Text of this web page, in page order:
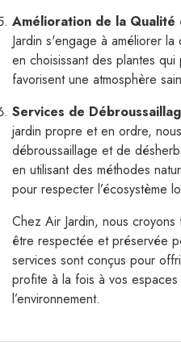
Amélioration de la
Jardin s'engage à améliorer
en choisissant des plantes
favorisent une atmosphère
Services de
jardin propre et en ordre,
débroussaillage et de
en utilisant des méthodes
pour respecter l’écosystème
Chez Air Jardin, nous
être respectée et préservée
services sont conçus pour
profite à la fois à vos
l’environnement.